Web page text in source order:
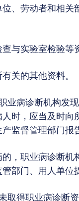
位、劳动者和相
查与实验室检验等
关的其他资料。
业病诊断机构发
时，应当及时向
监督管理部门报
，职业病诊断机
部门、用人单位
取得职业病诊断